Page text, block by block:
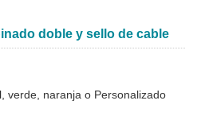
doble y sello de cable
verde, naranja o Personalizado